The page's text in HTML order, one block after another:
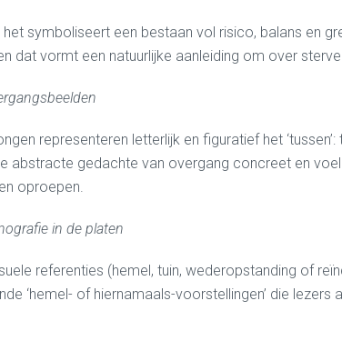
symboliseert een bestaan vol risico, balans en
dat vormt een natuurlijke aanleiding om over
representeren letterlijk en figuratief het
abstracte gedachte van overgang concreet en
oproepen.
in de platen
referenties (hemel, tuin, wederopstanding of
‘hemel- of hiernamaals-voorstellingen’ die